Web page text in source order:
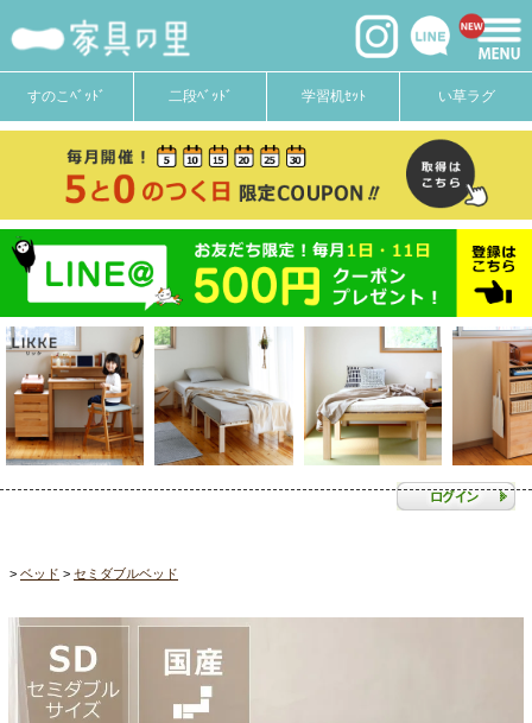
すのこﾍﾞｯﾄﾞ 二段ﾍﾞｯﾄﾞ 学習机ｾｯﾄ い草ラグ
ベッド セミダブルベッド